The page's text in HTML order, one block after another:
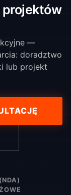
projektów
—
doradztwo
lub projekt